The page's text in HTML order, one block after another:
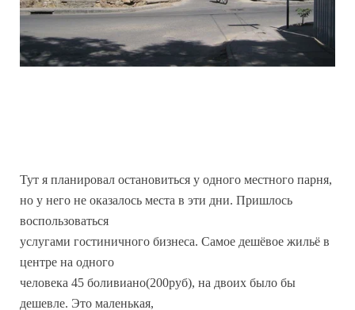
Тут я планировал остановиться у одного местного парня,
но у него не оказалось места в эти дни. Пришлось
воспользоваться
услугами гостиничного бизнеса. Самое дешёвое жильё в
центре на одного
человека 45 боливиано(200руб), на двоих было бы
дешевле. Это маленькая,